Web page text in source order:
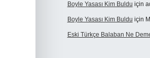
Boyle Yasası Kim Buldu için
Boyle Yasası Kim Buldu için
Eski Türkçe Balaban Ne